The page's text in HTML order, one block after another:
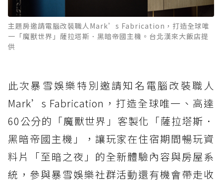
主題房邀請電腦改裝職人Mark’s Fabrication，打造全球唯
一「魔獸世界」薩拉塔斯．黑暗帝國主機。台北漢來大飯店提
供
此次暴雪娛樂特別邀請知名電腦改裝職人
Mark’s Fabrication，打造全球唯一、高達
60公分的「魔獸世界」客製化「薩拉塔斯．
黑暗帝國主機」，讓玩家在住宿期間暢玩資
料片「至暗之夜」的全新體驗內容與房屋系
統，參與暴雪娛樂社群活動還有機會帶走收